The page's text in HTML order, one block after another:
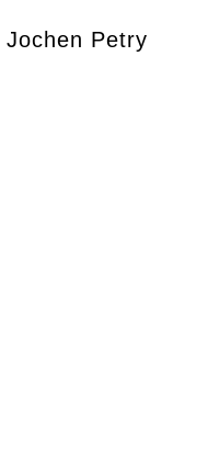
Jochen Petry